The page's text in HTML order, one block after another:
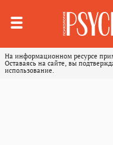
На информационном ресурсе
Оставаясь на сайте, вы
использование.